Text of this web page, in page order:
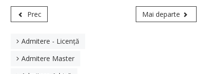
PROGRAME DE STUDII
Oferta Educațională
Planuri de învățământ
Prec Mai departe
Admitere - Licență
Admitere Master